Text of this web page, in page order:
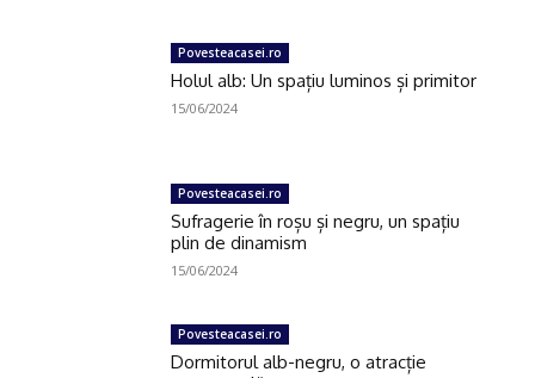
Povesteacasei.ro
Holul alb: Un spațiu luminos și primitor
15/06/2024
Povesteacasei.ro
Sufragerie în roșu și negru, un spațiu
plin de dinamism
15/06/2024
Povesteacasei.ro
Dormitorul alb-negru, o atracție